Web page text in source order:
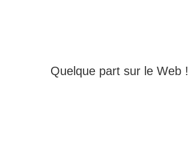
Quelque part sur le Web !